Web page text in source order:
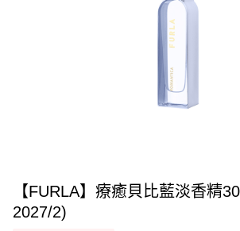
【FURLA】療癒貝比藍淡香精
2027/2)